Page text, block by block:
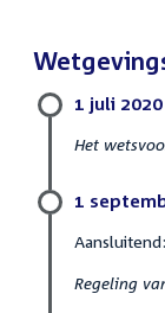
1 juli 2020
Het
1
Regeling